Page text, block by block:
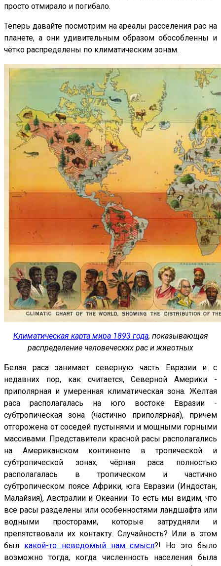
просто отмирало и погибало.
Теперь давайте посмотрим на ареалы расселения рас на
планете, а они удивительным образом обособленны и
чётко распределены по климатическим зонам.
Климатическая карта мира 1893 года, показывающая
распределение человеческих рас и животных
Белая раса занимает северную часть Евразии и с
недавних пор, как считается, Северной Америки -
приполярная и умеренная климатическая зона. Желтая
раса располагалась на юго востоке Евразии -
субтропическая зона (частично приполярная), причём
отгорожена от соседей пустынями и мощными горными
массивами. Представители красной расы располагались
на Американском континенте в тропической и
субтропической зонах, чёрная раса полностью
располагалась в тропическом и частично
субтропическом поясе Африки, юга Евразии (Индостан,
Малайзия), Австралии и Океании. То есть мы видим, что
все расы разделены или особенностями ландшафта или
водными просторами, которые затрудняли и
препятствовали их контакту. Случайность? Или в этом
был какой-то неведомый нам смысл?! Но это было
возможно тогда, когда численность населения была